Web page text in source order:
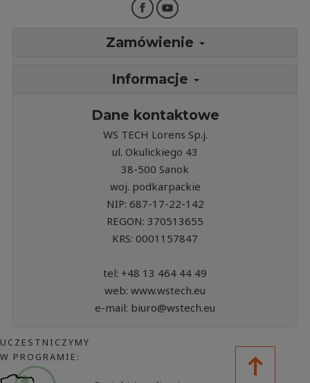
Zamówienie
Informacje
Dane kontaktowe
WS TECH Lorens Sp.j.
ul. Okulickiego 43
38-500 Sanok
woj. podkarpackie
NIP: 687-17-22-142
REGON: 370513655
KRS: 0001157847
tel: +48 13 464 44 49
web: www.wstech.eu
e-mail: biuro@wstech.eu
UCZESTNICZYMY
W PROGRAMIE: